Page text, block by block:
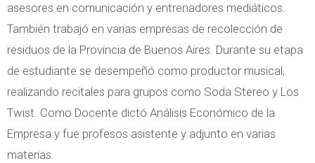
asesores en comunicación y entrenadores mediáticos.
También trabajó en varias empresas de recolección de
residuos de la Provincia de Buenos Aires. Durante su etapa
de estudiante se desempeñó como productor musical,
realizando recitales para grupos como Soda Stereo y Los
Twist. Como Docente dictó Análisis Económico de la
Empresa y fue profesos asistente y adjunto en varias
materias.